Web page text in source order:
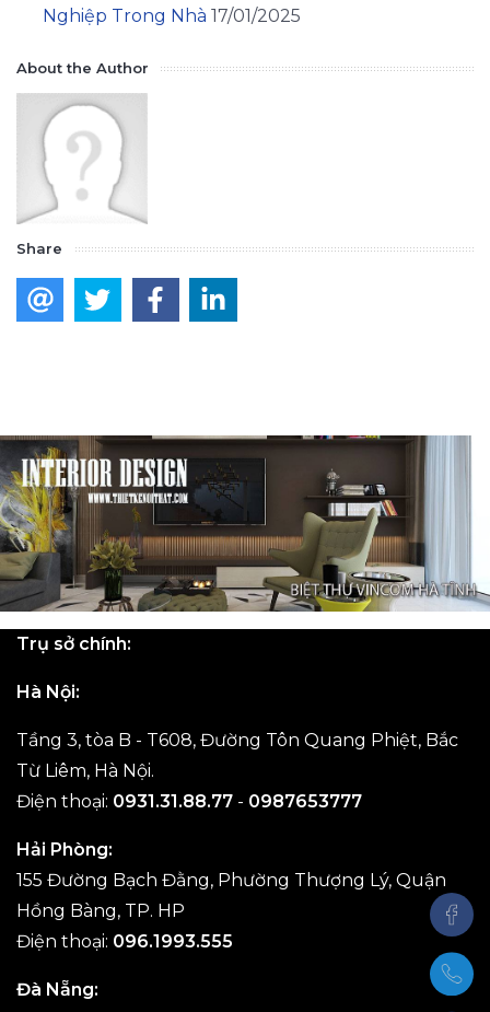
Nghiệp Trong Nhà 17/01/2025
About the Author
Share
Trụ sở chính:
Hà Nội:
Tầng 3, tòa B - T608, Đường Tôn Quang Phiệt, Bắc
Từ Liêm, Hà Nội.
Điện thoại: 0931.31.88.77 - 0987653777
Hải Phòng:
155 Đường Bạch Đằng, Phường Thượng Lý, Quận
Hồng Bàng, TP. HP
Điện thoại: 096.1993.555
Đà Nẵng: